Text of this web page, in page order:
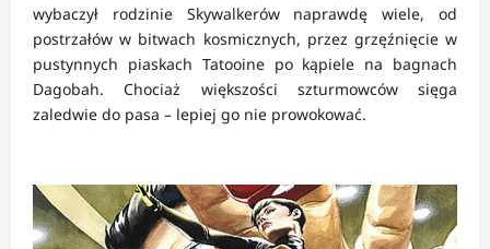
wybaczył rodzinie Skywalkerów naprawdę wiele, od
postrzałów w bitwach kosmicznych, przez grzęźnięcie w
pustynnych piaskach Tatooine po kąpiele na bagnach
Dagobah. Chociaż większości szturmowców sięga
zaledwie do pasa – lepiej go nie prowokować.